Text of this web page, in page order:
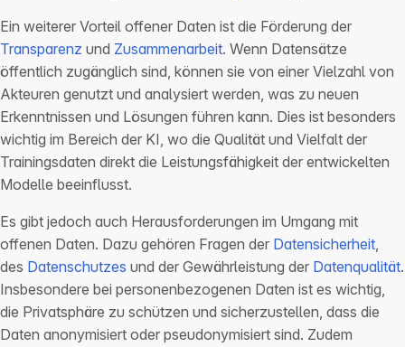
Ein weiterer Vorteil offener Daten ist die Förderung der
Transparenz und Zusammenarbeit. Wenn Datensätze
öffentlich zugänglich sind, können sie von einer Vielzahl von
Akteuren genutzt und analysiert werden, was zu neuen
Erkenntnissen und Lösungen führen kann. Dies ist besonders
wichtig im Bereich der KI, wo die Qualität und Vielfalt der
Trainingsdaten direkt die Leistungsfähigkeit der entwickelten
Modelle beeinflusst.
Es gibt jedoch auch Herausforderungen im Umgang mit
offenen Daten. Dazu gehören Fragen der Datensicherheit,
des Datenschutzes und der Gewährleistung der Datenqualität.
Insbesondere bei personenbezogenen Daten ist es wichtig,
die Privatsphäre zu schützen und sicherzustellen, dass die
Daten anonymisiert oder pseudonymisiert sind. Zudem